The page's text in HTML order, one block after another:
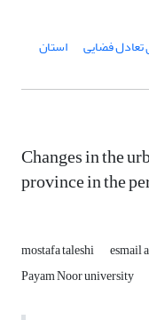
تعادل فضایی استان
Changes in the
province in the
mostafa taleshi esmail
Payam Noor university